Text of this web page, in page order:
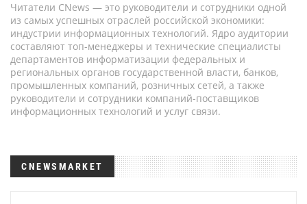
Читатели CNews — это руководители и сотрудники одной
из самых успешных отраслей российской экономики:
индустрии информационных технологий. Ядро аудитории
составляют топ-менеджеры и технические специалисты
департаментов информатизации федеральных и
региональных органов государственной власти, банков,
промышленных компаний, розничных сетей, а также
руководители и сотрудники компаний-поставщиков
информационных технологий и услуг связи.
CNEWSMARKET